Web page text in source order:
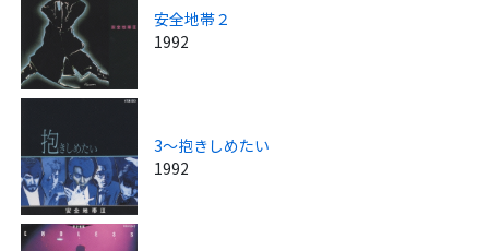
安全地帯２
1992
3～抱きしめたい
1992